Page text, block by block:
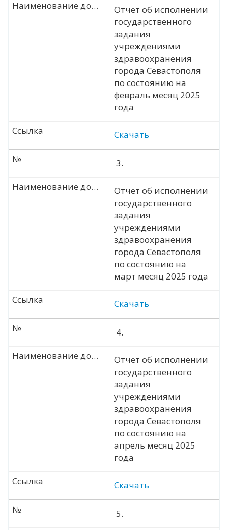
Отчет об исполнении
государственного
задания
учреждениями
здравоохранения
города Севастополя
по состоянию на
февраль месяц 2025
года
Наименование документа
Скачать
Ссылка
3.
№
Отчет об исполнении
государственного
задания
учреждениями
здравоохранения
города Севастополя
по состоянию на
март месяц 2025 года
Наименование документа
Скачать
Ссылка
4.
№
Отчет об исполнении
государственного
задания
учреждениями
здравоохранения
города Севастополя
по состоянию на
апрель месяц 2025
года
Наименование документа
Скачать
Ссылка
5.
№